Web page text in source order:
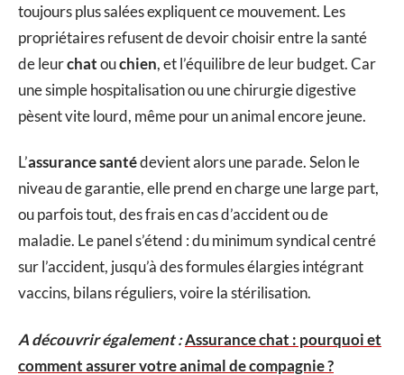
toujours plus salées expliquent ce mouvement. Les
propriétaires refusent de devoir choisir entre la santé
de leurchatouchien, et l’équilibre de leur budget. Car
une simple hospitalisation ou une chirurgie digestive
pèsent vite lourd, même pour un animal encore jeune.
L’assurance santédevient alors une parade. Selon le
niveau de garantie, elle prend en charge une large part,
ou parfois tout, des frais en cas d’accident ou de
maladie. Le panel s’étend : du minimum syndical centré
sur l’accident, jusqu’à des formules élargies intégrant
vaccins, bilans réguliers, voire la stérilisation.
A découvrir également :Assurance chat : pourquoi et
comment assurer votre animal de compagnie ?